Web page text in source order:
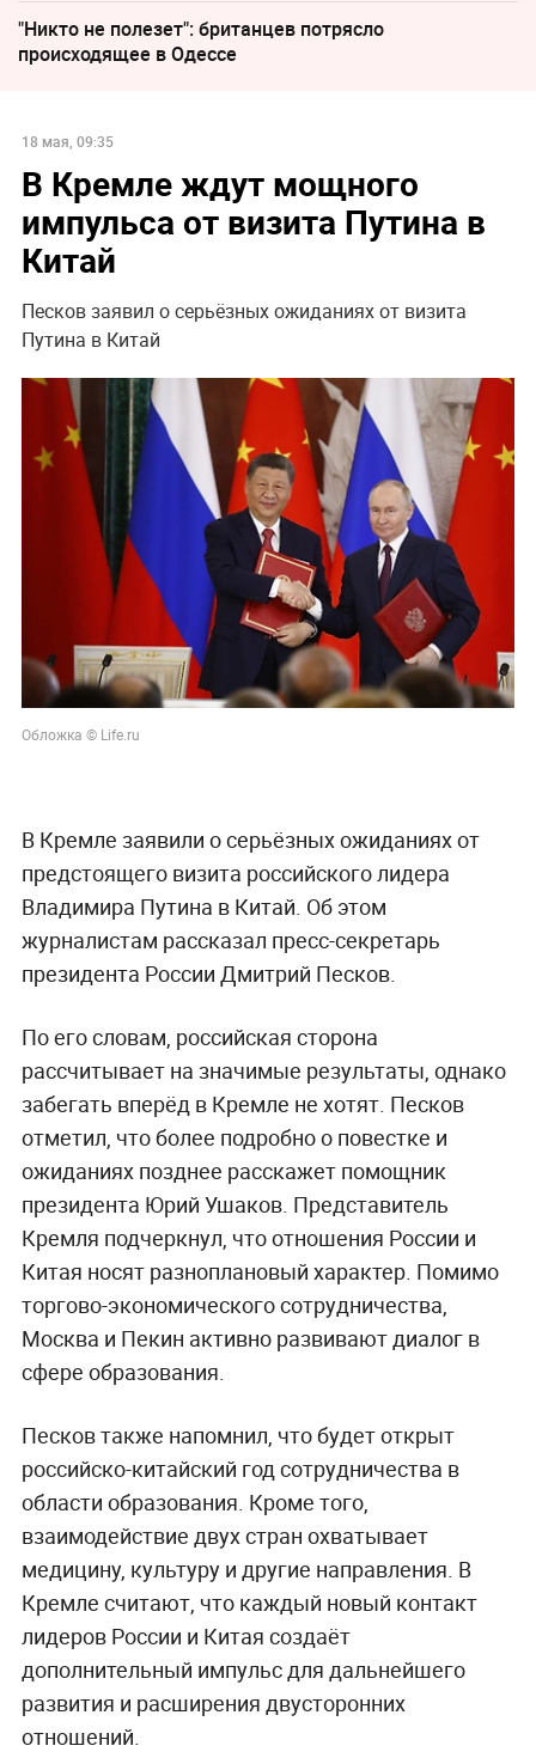
"Никто не полезет": британцев потрясло
происходящее в Одессе
18 мая, 09:35
В Кремле ждут мощного
импульса от визита Путина в
Китай
Песков заявил о серьёзных ожиданиях от визита
Путина в Китай
Обложка © Life.ru
В Кремле заявили о серьёзных ожиданиях от
предстоящего визита российского лидера
Владимира Путина в Китай. Об этом
журналистам рассказал пресс-секретарь
президента России Дмитрий Песков.
По его словам, российская сторона
рассчитывает на значимые результаты, однако
забегать вперёд в Кремле не хотят. Песков
отметил, что более подробно о повестке и
ожиданиях позднее расскажет помощник
президента Юрий Ушаков. Представитель
Кремля подчеркнул, что отношения России и
Китая носят разноплановый характер. Помимо
торгово-экономического сотрудничества,
Москва и Пекин активно развивают диалог в
сфере образования.
Песков также напомнил, что будет открыт
российско-китайский год сотрудничества в
области образования. Кроме того,
взаимодействие двух стран охватывает
медицину, культуру и другие направления. В
Кремле считают, что каждый новый контакт
лидеров России и Китая создаёт
дополнительный импульс для дальнейшего
развития и расширения двусторонних
отношений.